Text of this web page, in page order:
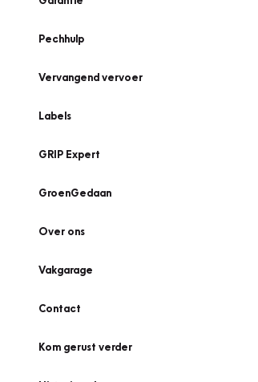
Pechhulp
Vervangend vervoer
Labels
GRIP Expert
GroenGedaan
Over ons
Vakgarage
Contact
Kom gerust verder